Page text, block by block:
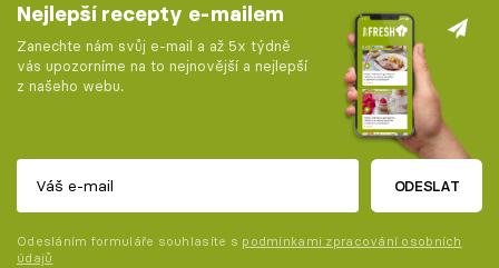
Nejlepší recepty e-mailem
Zanechte nám svůj e-mail a až 5x týdně
vás upozorníme na to nejnovější a nejlepší
z našeho webu.
ODESLAT
Odesláním formuláře souhlasíte s podmínkami zpracování osobních
údajů